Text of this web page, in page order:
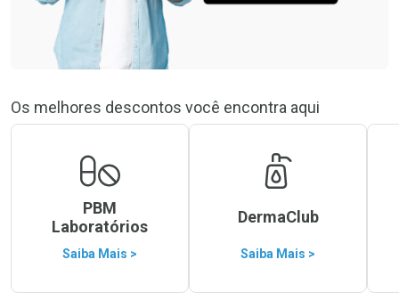
Os melhores descontos você encontra aqui
PBM
Laboratórios
Saiba Mais >
DermaClub
Saiba Mais >